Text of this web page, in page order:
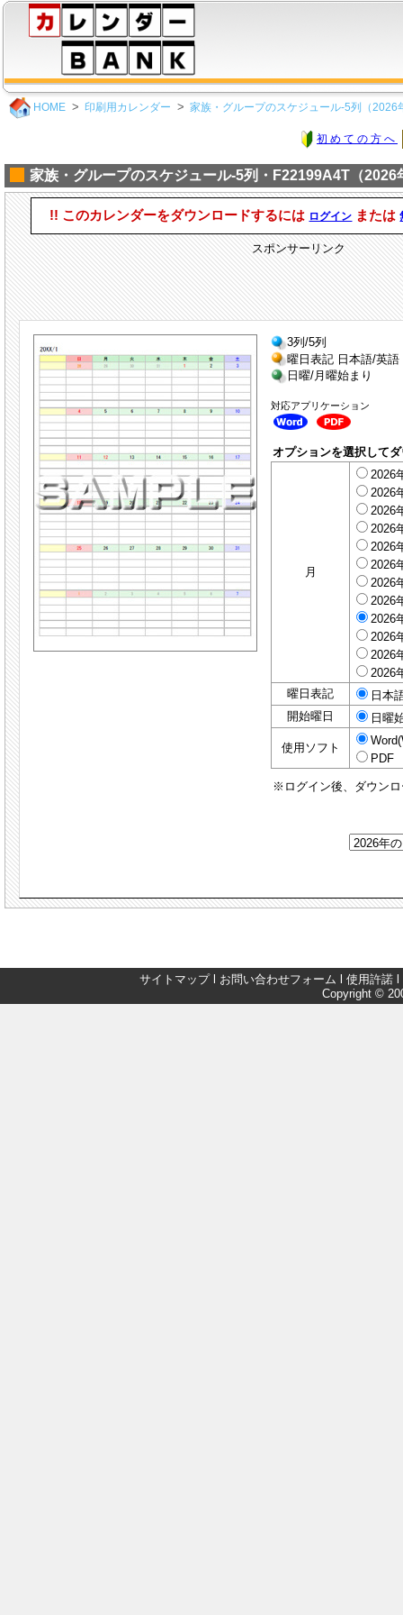
HOME 印刷用カレンダー 家族・グループのスケジュール-5列（2026
初めての方へ
家族・グループのスケジュール-5列・F22199A4T（2026
!! このカレンダーをダウンロードするには ログイン または
スポンサーリンク
3列/5列
曜日表記 日本語/英語
日曜/月曜始まり
対応アプリケーション
オプションを選択して
月
2026
2026
2026
2026
2026
2026
2026
2026
2026
2026
2026
2026
曜日表記
日本
開始曜日
日曜
使用ソフト
PDF
※ログイン後、ダウン
サイトマップl お問い合わせフォーム 使用許諾
Copyright ©